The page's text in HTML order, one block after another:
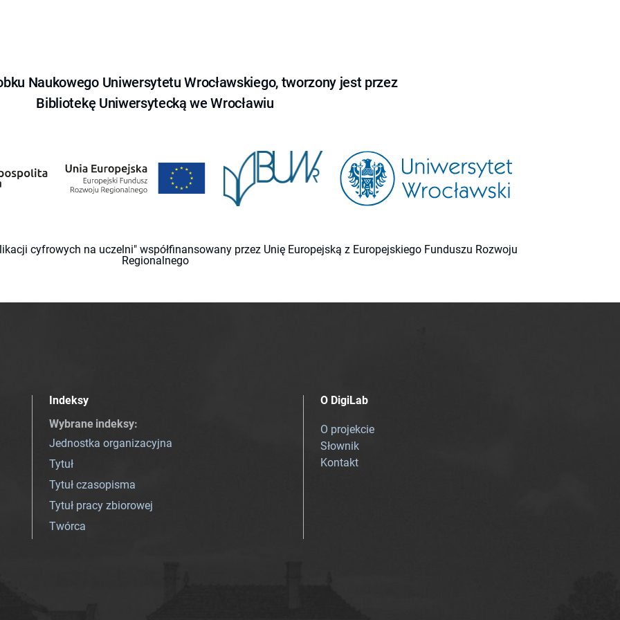
Naukowego Uniwersytetu Wrocławskiego, tworzony jest przez
Bibliotekę Uniwersytecką we Wrocławiu
cyfrowych na uczelni" współfinansowany przez Unię Europejską z Europejskiego Funduszu Rozwoju
Regionalnego
Indeksy
Wybrane indeksy:
Jednostka organizacyjna
Tytuł
Tytuł czasopisma
Tytuł pracy zbiorowej
Twórca
O DigiLab
O projekcie
Słownik
Kontakt